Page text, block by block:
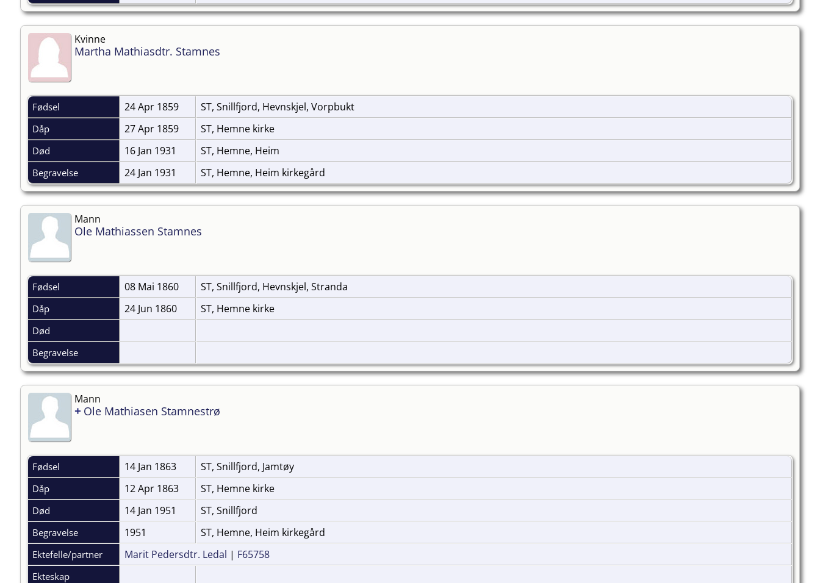
Kvinne
Martha Mathiasdtr. Stamnes
Fødsel 24 Apr 1859 ST, Snillfjord, Hevnskjel, Vorpbukt
Dåp 27 Apr 1859 ST, Hemne kirke
Død 16 Jan 1931 ST, Hemne, Heim
Begravelse 24 Jan 1931 ST, Hemne, Heim kirkegård
Mann
Ole Mathiassen Stamnes
Fødsel 08 Mai 1860 ST, Snillfjord, Hevnskjel, Stranda
Dåp 24 Jun 1860 ST, Hemne kirke
Død
Begravelse
Mann
+ Ole Mathiasen Stamnestrø
Fødsel 14 Jan 1863 ST, Snillfjord, Jamtøy
Dåp 12 Apr 1863 ST, Hemne kirke
Død 14 Jan 1951 ST, Snillfjord
Begravelse 1951 ST, Hemne, Heim kirkegård
Ektefelle/partner Marit Pedersdtr. Ledal | F65758
Ekteskap